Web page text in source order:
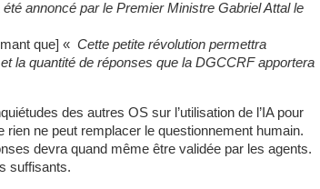
annoncé par le Premier Ministre Gabriel Attal le
que] « Cette petite révolution permettra
la quantité de réponses que la DGCCRF apportera
des autres OS sur l’utilisation de l’IA pour
ne peut remplacer le questionnement humain.
devra quand même être validée par les agents.
suffisants.